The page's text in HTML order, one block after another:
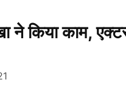
ने किया काम,